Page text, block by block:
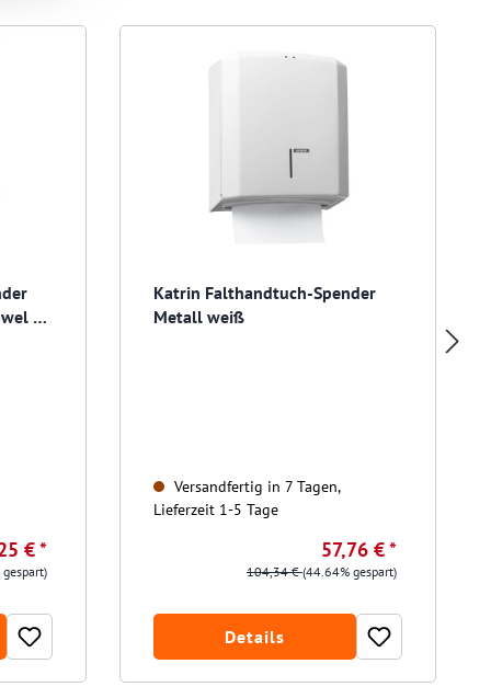
M
€ *
Katrin Falthandtuch-Spender
Metall weiß
Versandfertig in 7 Tagen,
Lieferzeit 1-5 Tage
57,76 € *
104,34 €(44.64% gespart)
Details